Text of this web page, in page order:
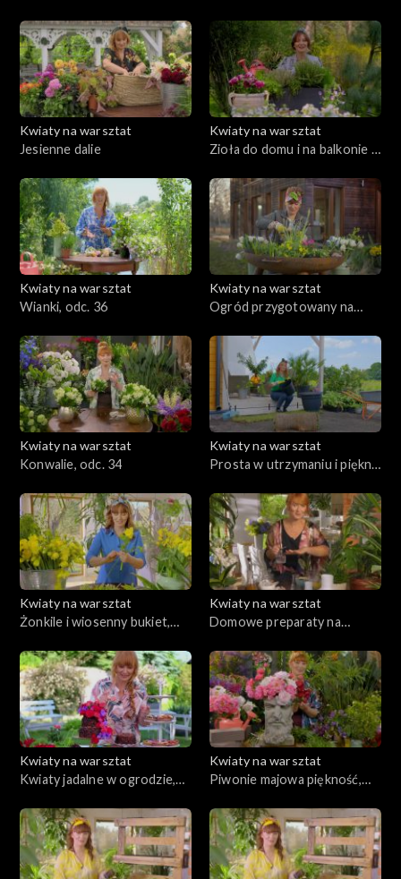
donica
Kwiaty na warsztat
Jesienne dalie
Kwiaty na warsztat
Zioła do domu i na balkonie –
Kwiaty na warsztat
Wianki, odc. 36
Kwiaty na warsztat
Ogród przygotowany na
Kwiaty na warsztat
Konwalie, odc. 34
Kwiaty na warsztat
Prosta w utrzymaniu i piękna
Kwiaty na warsztat
Żonkile i wiosenny bukiet,
Kwiaty na warsztat
Domowe preparaty na
Kwiaty na warsztat
Kwiaty jadalne w ogrodzie,
Kwiaty na warsztat
Piwonie majowa piękność,